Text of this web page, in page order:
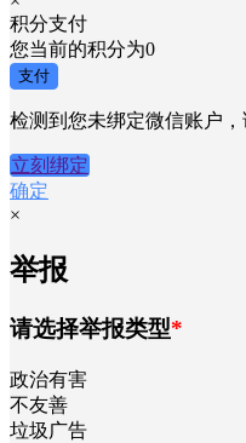
积分支付
您当前的积分为0
支付
检测到您未绑定微信账户
立刻绑定
确定
×
举报
请选择举报类型*
政治有害
不友善
垃圾广告